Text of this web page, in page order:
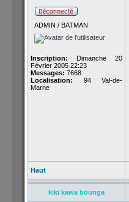
ADMIN / BATMAN
Inscription: Dimanche 20
Février 2005 22:23
Messages: 7668
Localisation: 94 Val-de-
Marne
Haut
kiki kawa bounga